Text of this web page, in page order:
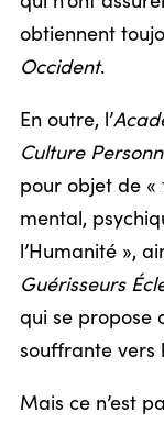
obtiennent
Occident.
En outre, l’
Culture
pour objet de
mental,
l’Humanité »,
Guérisseurs
qui se propose
souffrante vers
Mais ce n’est